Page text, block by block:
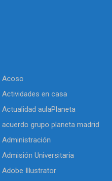
Acoso
Actividades en casa
Actualidad aulaPlaneta
acuerdo grupo planeta madrid
Administración
Admisión Universitaria
Adobe Illustrator